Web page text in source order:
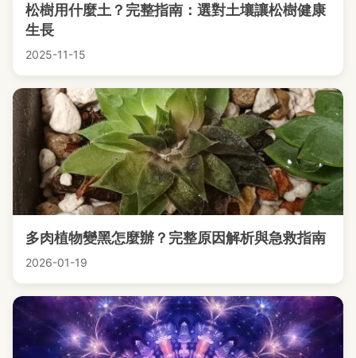
松樹用什麼土？完整指南：選對土壤讓松樹健康
生長
2025-11-15
多肉植物變黑怎麼辦？完整原因解析與急救指南
2026-01-19